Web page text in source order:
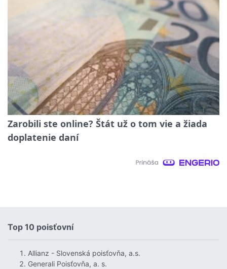
Zarobili ste online? Štát už o tom vie a žiada
doplatenie daní
Top 10 poisťovní
Allianz - Slovenská poisťovňa, a.s.
Generali Poisťovňa, a. s.